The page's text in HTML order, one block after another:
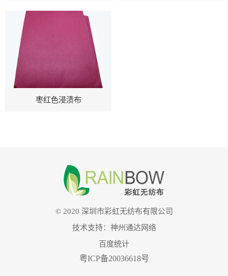
枣红色浸渍布
© 2020 深圳市彩虹无纺布有限公司
技术支持： 神州通达网络
百度统计
粤ICP备20036618号